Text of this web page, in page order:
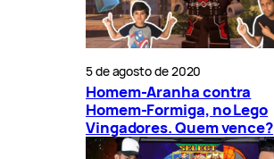
5 de agosto de 2020
Homem-Aranha contra
Homem-Formiga, no Lego
Vingadores. Quem vence?